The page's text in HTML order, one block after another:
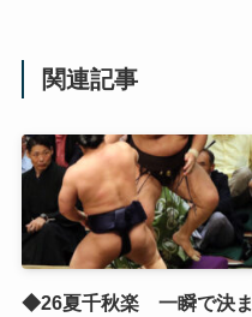
関連記事
◆26夏千秋楽 一瞬で決ま